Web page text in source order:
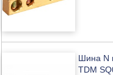
Шина N
TDM